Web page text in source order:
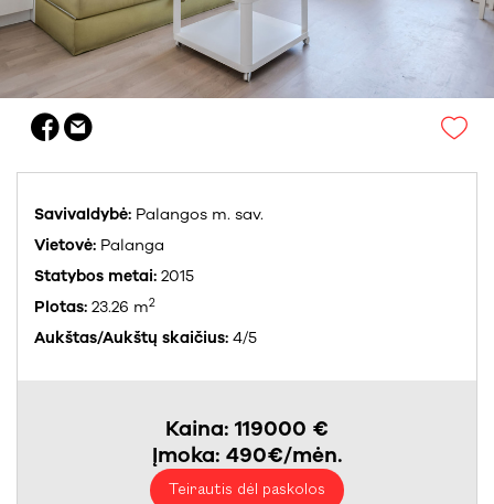
Savivaldybė: Palangos m. sav.
Vietovė: Palanga
Statybos metai: 2015
Plotas: 23.26 m2
Aukštas/Aukštų skaičius: 4/5
Kaina: 119000 €
Įmoka: 490€/mėn.
Teirautis dėl paskolos